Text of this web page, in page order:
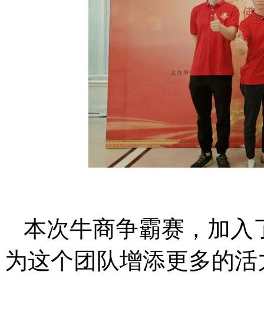
本次牛商争霸赛，加入
为这个团队增添更多的